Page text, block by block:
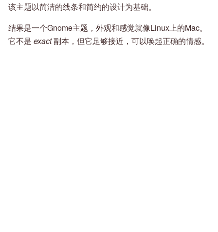
该主题以简洁的线条和简约的设计为基础。
结果是一个Gnome主题，外观和感觉就像Linux上的Mac。
它不是 exact副本，但它足够接近，可以唤起正确的情感。